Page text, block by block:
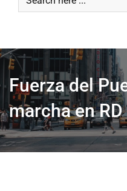
Fuerza del
marcha en